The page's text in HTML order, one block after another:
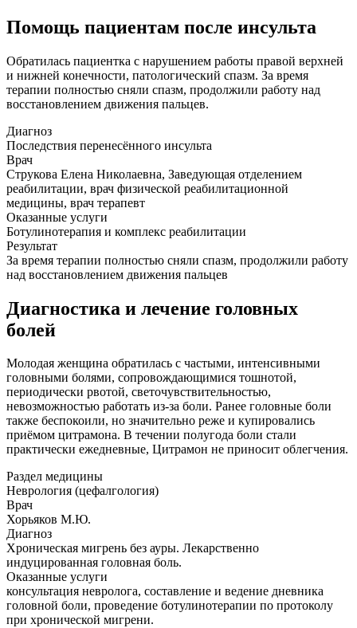
Помощь пациентам после инсульта
Обратилась пациентка с нарушением работы правой верхней
и нижней конечности, патологический спазм. За время
терапии полностью сняли спазм, продолжили работу над
восстановлением движения пальцев.
Диагноз
Последствия перенесённого инсульта
Врач
Струкова Елена Николаевна, Заведующая отделением
реабилитации, врач физической реабилитационной
медицины, врач терапевт
Оказанные услуги
Ботулинотерапия и комплекс реабилитации
Результат
За время терапии полностью сняли спазм, продолжили работу
над восстановлением движения пальцев
Диагностика и лечение головных
болей
Молодая женщина обратилась с частыми, интенсивными
головными болями, сопровождающимися тошнотой,
периодически рвотой, светочувствительностью,
невозможностью работать из-за боли. Ранее головные боли
также беспокоили, но значительно реже и купировались
приёмом цитрамона. В течении полугода боли стали
практически ежедневные, Цитрамон не приносит облегчения.
Раздел медицины
Неврология (цефалгология)
Врач
Хорьяков М.Ю.
Диагноз
Хроническая мигрень без ауры. Лекарственно
индуцированная головная боль.
Оказанные услуги
консультация невролога, составление и ведение дневника
головной боли, проведение ботулинотерапии по протоколу
при хронической мигрени.